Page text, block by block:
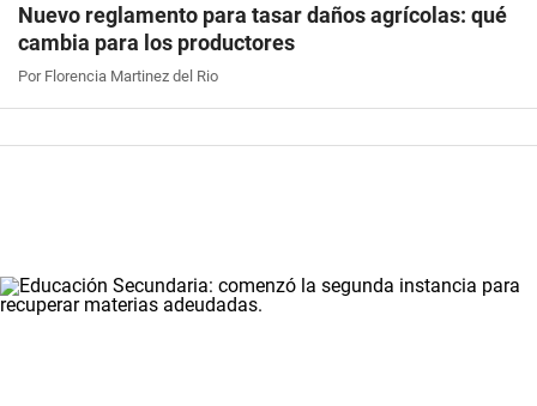
Nuevo reglamento para tasar daños agrícolas: qué
cambia para los productores
Por Florencia Martinez del Rio